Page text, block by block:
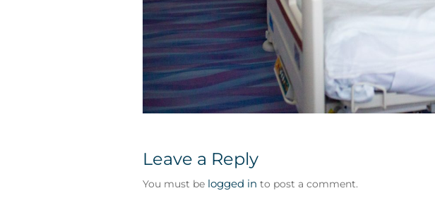
Leave a Reply
You must be logged in to post a comment.